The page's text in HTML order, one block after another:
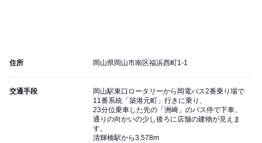
住所 岡山県岡山市南区福浜西町1-1
交通手段
岡山駅東口ロータリーから岡電バス2番乗り場で
11番系統「築港元町」行きに乗り、
23分位乗車した先の「洲崎」のバス停で下車。
通りの向かいの少し後ろに店舗の建物が見えま
す。
清輝橋駅から3,578m